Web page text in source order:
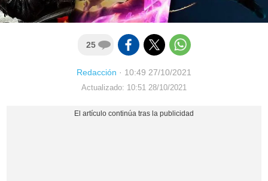
25
Redacción · 10:49 27/10/2021
Actualizado: 10:51 28/10/2021